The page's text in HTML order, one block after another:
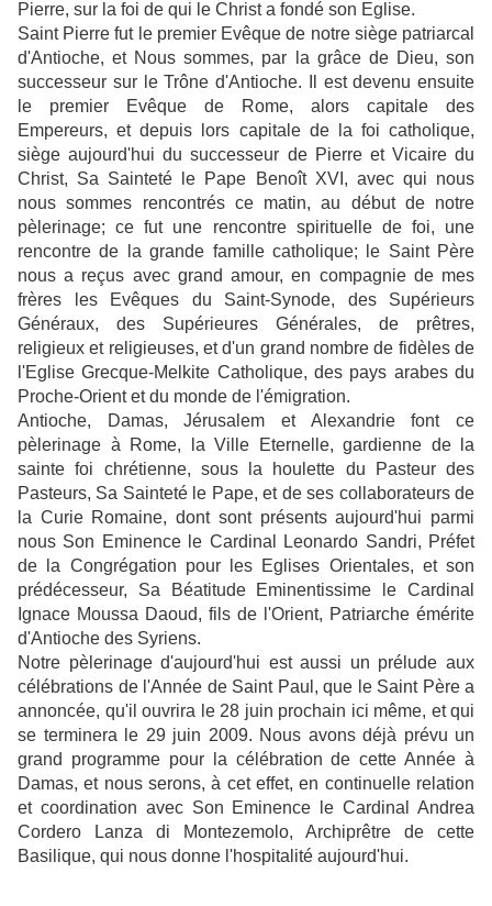
Pierre, sur la foi de qui le Christ a fondé son Eglise.
Saint Pierre fut le premier Evêque de notre siège patriarcal
d'Antioche, et Nous sommes, par la grâce de Dieu, son
successeur sur le Trône d'Antioche. Il est devenu ensuite
le premier Evêque de Rome, alors capitale des
Empereurs, et depuis lors capitale de la foi catholique,
siège aujourd'hui du successeur de Pierre et Vicaire du
Christ, Sa Sainteté le Pape Benoît XVI, avec qui nous
nous sommes rencontrés ce matin, au début de notre
pèlerinage; ce fut une rencontre spirituelle de foi, une
rencontre de la grande famille catholique; le Saint Père
nous a reçus avec grand amour, en compagnie de mes
frères les Evêques du Saint-Synode, des Supérieurs
Généraux, des Supérieures Générales, de prêtres,
religieux et religieuses, et d'un grand nombre de fidèles de
l'Eglise Grecque-Melkite Catholique, des pays arabes du
Proche-Orient et du monde de l'émigration.
Antioche, Damas, Jérusalem et Alexandrie font ce
pèlerinage à Rome, la Ville Eternelle, gardienne de la
sainte foi chrétienne, sous la houlette du Pasteur des
Pasteurs, Sa Sainteté le Pape, et de ses collaborateurs de
la Curie Romaine, dont sont présents aujourd'hui parmi
nous Son Eminence le Cardinal Leonardo Sandri, Préfet
de la Congrégation pour les Eglises Orientales, et son
prédécesseur, Sa Béatitude Eminentissime le Cardinal
Ignace Moussa Daoud, fils de l'Orient, Patriarche émérite
d'Antioche des Syriens.
Notre pèlerinage d'aujourd'hui est aussi un prélude aux
célébrations de l'Année de Saint Paul, que le Saint Père a
annoncée, qu'il ouvrira le 28 juin prochain ici même, et qui
se terminera le 29 juin 2009. Nous avons déjà prévu un
grand programme pour la célébration de cette Année à
Damas, et nous serons, à cet effet, en continuelle relation
et coordination avec Son Eminence le Cardinal Andrea
Cordero Lanza di Montezemolo, Archiprêtre de cette
Basilique, qui nous donne l'hospitalité aujourd'hui.